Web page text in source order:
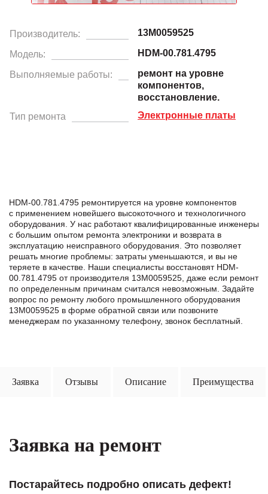
Производитель: 13M0059525
Модель: HDM-00.781.4795
Выполняемые работы:
ремонт на уровне
компонентов,
восстановление.
Тип ремонта
Электронные платы
HDM-00.781.4795 ремонтируется на уровне компонентов
с применением новейшего высокоточного и технологичного
оборудования. У нас работают квалифицированные инженеры
с большим опытом ремонта электроники и возврата в
эксплуатацию неисправного оборудования. Это позволяет
решать многие проблемы: затраты уменьшаются, и вы не
теряете в качестве. Наши специалисты восстановят HDM-
00.781.4795 от производителя 13M0059525, даже если ремонт
по определенным причинам считался невозможным. Задайте
вопрос по ремонту любого промышленного оборудования
13M0059525 в формe обратной связи или позвоните
менеджерам по указанному телефону, звонок бесплатный.
Заявка Отзывы Описание Преимущества
Заявка на ремонт
Постарайтесь подробно описать дефект!